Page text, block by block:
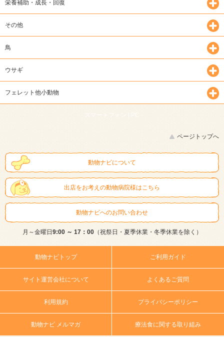
栄養補助・成長・回復
その他
鳥
ウサギ
フェレット他小動物
スマートフォン | PC
ページトップへ
動物ナビについて
出店をお考えの動物病院様はこちら
動物ナビへのお問い合わせ
月～金曜日9:00 ～ 17：00（祝祭日・夏季休業・冬季休業を除く）
動物ナビトップ ご利用ガイド
サイト運営会社について よくあるご質問
利用規約 プライバシーポリシー
動物ナビ メルマガ 療法食に関する取り組み